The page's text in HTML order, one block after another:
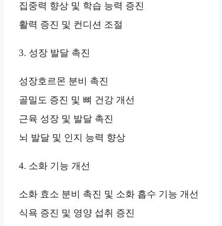
집중력 향상 및 학습 능력 증진
활력 증진 및 컨디션 조절
3. 성장 발달 촉진
성장호르몬 분비 촉진
골밀도 증진 및 뼈 건강 개선
근육 성장 및 발달 촉진
뇌 발달 및 인지 능력 향상
4. 소화 기능 개선
소화 효소 분비 촉진 및 소화 흡수 기능 개선
식욕 증진 및 영양 섭취 증진